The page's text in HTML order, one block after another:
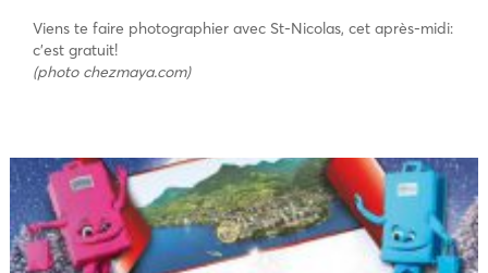
Viens te faire photographier avec St-Nicolas, cet après-midi:
c’est gratuit!
(photo chezmaya.com)